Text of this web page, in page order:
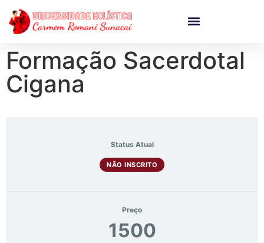
Formação Sacerdotal
Cigana
Status Atual
NÃO INSCRITO
Preço
1500